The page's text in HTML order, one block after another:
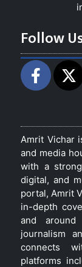
Follow
Amrit Vichar
and media
with a
digital, and
portal, Amrit
in-depth
and
journalism
connects
platforms